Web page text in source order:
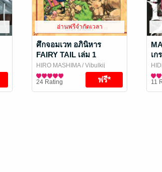
อ่านฟรีจำกัดเวลา
ศึกจอมเวท อภินิหาร
FAIRY TAIL เล่ม 1
HIRO MASHIMA/ Vibulkij
Publishing
การ์ตูนทั่วไป
24 Rating
เก
การ์
11